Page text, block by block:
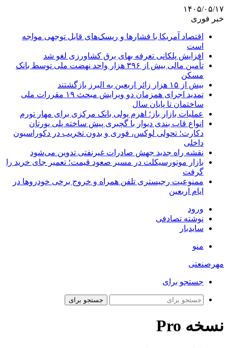
۱۴۰۵/۰۵/۱۷
خبر فوری
اقتصاد آمریکا با فشارها و ریسک‌های قابل توجهی مواجه
است
افزایش پلکانی تعرفه بهای برق کشاورزی لغو شد
تأمین مالی بیش از ۳۹۶ هزار واحد نهضت ملی توسط بانک
مسکن
بیش از ۱۵ هزار زائر اربعین به البرز بازگشتند
تمدید اجرای همزمان دو ویرایش مبحث ۱۹ مقررات ملی
ساختمان تا پایان سال
عملیات بازار باز؛ اهرم پولی بانک مرکزی برای مهار تورم
انواع قاب بندی دیوار با گچبری پیش ساخته پلی یورتان
دکارت؛ تحولی لوکس، فوری و بدون تخریب در دکوراسیون
داخلی
نقشه راه جدید جهش صادرات غیرنفتی تدوین می‌شود
بازار موتورسیکلت در مسیر صعود قیمت؛ تعمیر جای خرید را
گرفت
ممنوعیت رجیستری تلفن همراه و خروج برخی خودروها در
ایام اربعین
ورود
نوشته تصادفی
سایدبار
منو
مهرصنعتی
جستجو برای
جستجو برای
نسخه Pro